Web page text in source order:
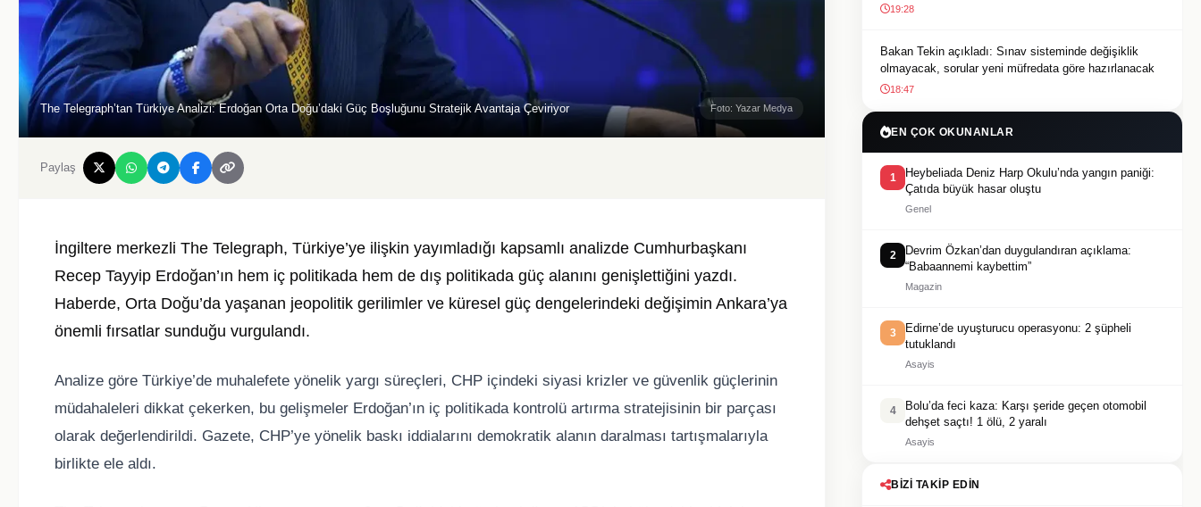
The Telegraph’tan Türkiye Analizi: Erdoğan Orta Doğu’daki Güç Boşluğunu Stratejik Avantaja Çeviriyor Foto: Yazar Medya
Paylaş
İngiltere merkezli The Telegraph, Türkiye’ye ilişkin yayımladığı kapsamlı analizde Cumhurbaşkanı
Recep Tayyip Erdoğan’ın hem iç politikada hem de dış politikada güç alanını genişlettiğini yazdı.
Haberde, Orta Doğu’da yaşanan jeopolitik gerilimler ve küresel güç dengelerindeki değişimin Ankara’ya
önemli fırsatlar sunduğu vurgulandı.
Analize göre Türkiye’de muhalefete yönelik yargı süreçleri, CHP içindeki siyasi krizler ve güvenlik güçlerinin
müdahaleleri dikkat çekerken, bu gelişmeler Erdoğan’ın iç politikada kontrolü artırma stratejisinin bir parçası
olarak değerlendirildi. Gazete, CHP’ye yönelik baskı iddialarını demokratik alanın daralması tartışmalarıyla
birlikte ele aldı.
19:28
Bakan Tekin açıkladı: Sınav sisteminde değişiklik
olmayacak, sorular yeni müfredata göre hazırlanacak
18:47
EN ÇOK OKUNANLAR
1
Heybeliada Deniz Harp Okulu’nda yangın paniği:
Çatıda büyük hasar oluştu
Genel
2
Devrim Özkan’dan duygulandıran açıklama:
“Babaannemi kaybettim”
Magazin
3
Edirne’de uyuşturucu operasyonu: 2 şüpheli
tutuklandı
Asayis
4
Bolu’da feci kaza: Karşı şeride geçen otomobil
dehşet saçtı! 1 ölü, 2 yaralı
Asayis
BIZI TAKIP EDIN